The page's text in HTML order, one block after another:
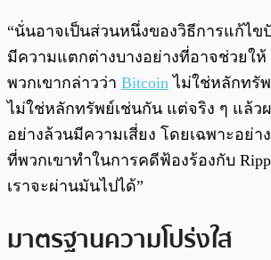
“นั่นอาจเป็นส่วนหนึ่งของวิธีการแก้ไ
มีความแตกต่างบางอย่างที่อาจช่วยให้
พวกเขากล่าวว่า Bitcoin ไม่ใช่หลักทรั
ไม่ใช่หลักทรัพย์เช่นกัน แต่จริง ๆ แล้ว
อย่างล้วนมีความเสี่ยง โดยเฉพาะอย่า
ที่พวกเขาทำในการคดีฟ้องร้องกับ
เราจะผ่านมันไปได้”
มาตรฐานความโปร่งใส